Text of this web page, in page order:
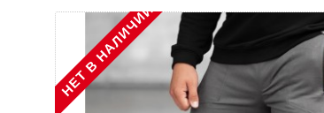
НЕТ В НАЛИЧИИ